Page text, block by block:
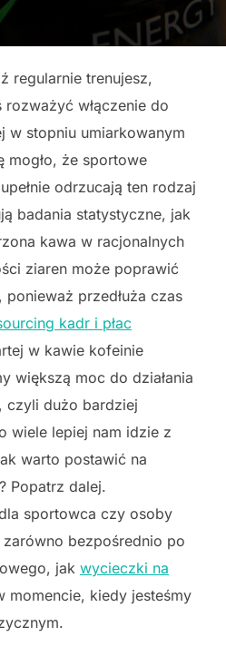
on
regularnie trenujesz,
włączenie do
w stopniu umiarkowanym
mogło, że sportowe
odrzucają ten rodzaj
badania statystyczne, jak
kawa w racjonalnych
ziaren może poprawić
przedłuża czas
kadr i płac
w kawie kofeinie
większą moc do działania
czyli dużo bardziej
wiele lepiej nam idzie z
warto postawić na
Popatrz dalej.
sportowca czy osoby
bezpośrednio po
jak wycieczki na
momencie, kiedy jesteśmy